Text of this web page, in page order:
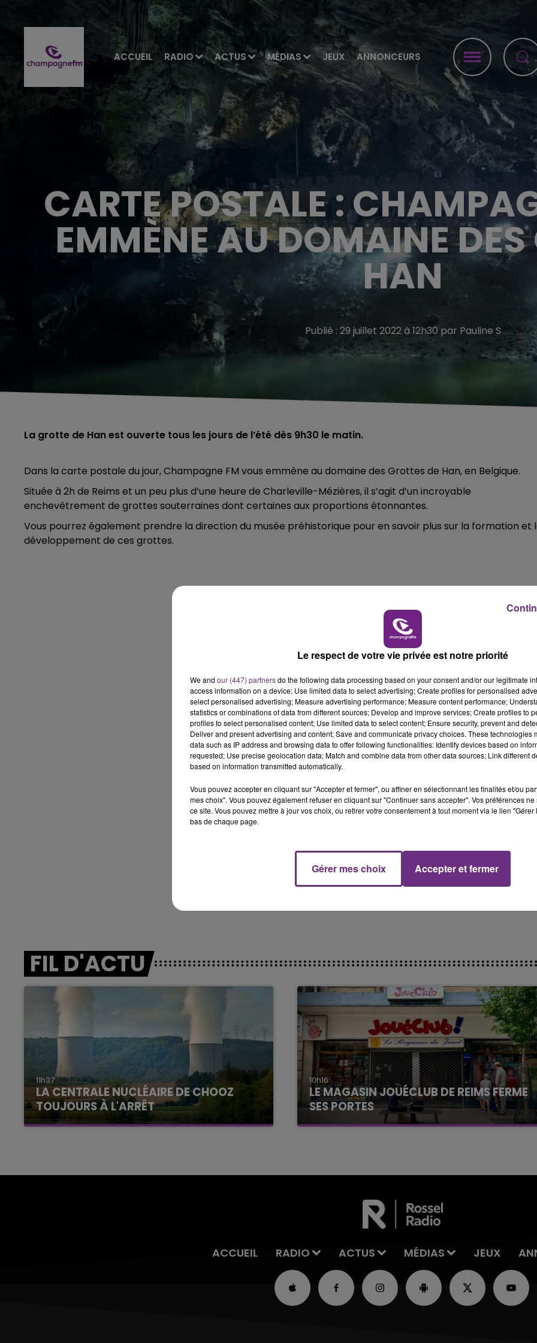
ACCUEIL RADIO ACTUS MÉDIAS JEUX ANNONCEURS
14h00 - 15h00
CARTE POSTALE :
EMMÈNE AU DOMAINE DES
HAN
Publié : 29 juillet 2022 à 12h30 par Pauline S
La grotte de Han est ouverte tous les jours de l’été dès 9h30 le matin.
Dans la carte postale du jour, Champagne FM vous emmène au domaine des Grottes de Han, en Belgique.
Située à 2h de Reims et un peu plus d’une heure de Charleville-Mézières, il s’agit d’un incroyable
enchevêtrement de grottes souterraines dont certaines aux proportions étonnantes.
Vous pourrez également prendre la direction du musée préhistorique pour en savoir plus sur la formation et
développement de ces grottes.
FIL D'ACTU
11h37
LA CENTRALE NUCLÉAIRE DE CHOOZ
TOUJOURS À L'ARRÊT
Cela fait déjà une semaine que la centrale
10h16
LE MAGASIN JOUÉCLUB DE REIMS FERME
SES PORTES
C'était l'une des institutions du centre-ville
Le Club Champagne FM
19h00 - 19h15
LA POP MACHINE - CHAMPAGNE FM
ACCUEIL RADIO ACTUS MÉDIAS JEUX
Le respect de votre vie privée est notre priorité
We and our (447) partnersdo the following data processing based on your consent and/or our legitimate
access information on a device; Use limited data to select advertising; Create profiles for personalised
select personalised advertising; Measure advertising performance; Measure content performance;
statistics or combinations of data from different sources; Develop and improve services; Create profiles to
profiles to select personalised content; Use limited data to select content; Ensure security, prevent and
Deliver and present advertising and content; Save and communicate privacy choices. These technologies
data such as IP address and browsing data to offer following functionalities: Identify devices based on
requested; Use precise geolocation data; Match and combine data from other data sources; Link different
based on information transmitted automatically.
Vous pouvez accepter en cliquant sur "Accepter et fermer", ou affiner en sélectionnant les finalités et/ou
mes choix". Vous pouvez également refuser en cliquant sur "Continuer sans accepter". Vos préférences
ce site. Vous pouvez mettre à jour vos choix, ou retirer votre consentement à tout moment via le lien
bas de chaque page.
Gérer mes choix Accepter et fermer